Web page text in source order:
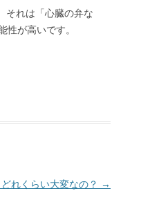
それは「心臓の弁な
が高いです。
れくらい大変なの？ →